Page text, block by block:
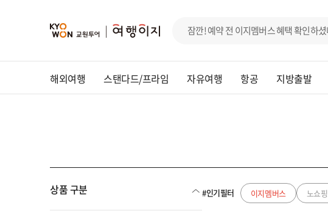
해외여행 스탠다드/프라임 자유여행 항공 지방출발
상품 구분 #인기필터 이지멤버스 노쇼핑